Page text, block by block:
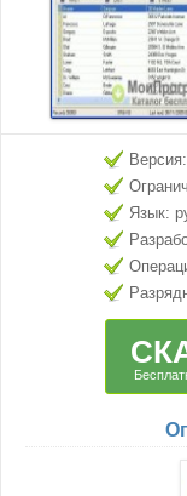
Язык: